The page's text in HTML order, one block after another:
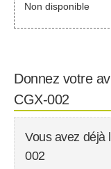
Non disponible
Donnez votre
CGX-002
Vous avez déjà
002